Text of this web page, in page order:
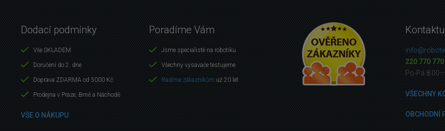
Dodací podmínky
Vše SKLADEM
Doručení do 2. dne
Doprava ZDARMA od 5000 Kč
Prodejna v Praze, Brně a Náchodě
VŠE O NÁKUPU
Poradíme Vám
Jsme specialisté na robotiku
Všechny vysavače testujeme
Radíme zákazníkům už 20 let
220 770 770
Po-Pá
VŠECHNY
OBCHODNÍ